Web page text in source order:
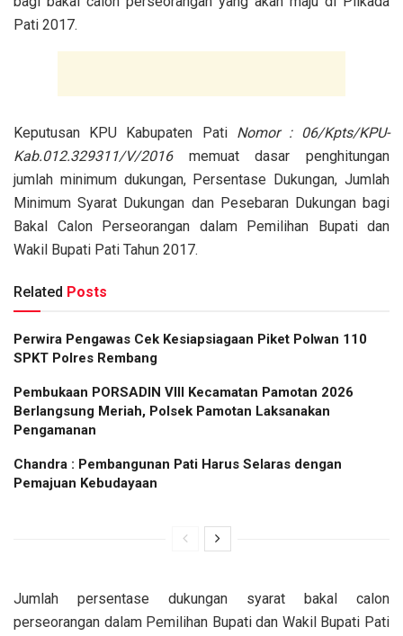
Pati 2017.
Keputusan KPU Kabupaten Pati Nomor : 06/Kpts/KPU-
Kab.012.329311/V/2016memuat dasar penghitungan
jumlah minimum dukungan, Persentase Dukungan, Jumlah
Minimum Syarat Dukungan dan Pesebaran Dukungan bagi
Bakal Calon Perseorangan dalam Pemilihan Bupati dan
Wakil Bupati Pati Tahun 2017.
Related Posts
Perwira Pengawas Cek Kesiapsiagaan Piket Polwan 110
SPKT Polres Rembang
Pembukaan PORSADIN VIII Kecamatan Pamotan 2026
Berlangsung Meriah, Polsek Pamotan Laksanakan
Pengamanan
Chandra : Pembangunan Pati Harus Selaras dengan
Pemajuan Kebudayaan
Jumlah persentase dukungan syarat bakal calon
perseorangan dalam Pemilihan Bupati dan Wakil Bupati Pati